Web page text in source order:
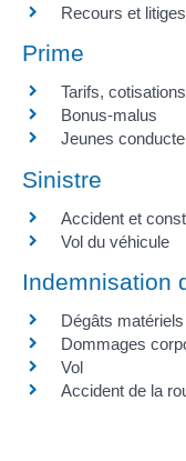
Recours et litiges
Prime
Tarifs,
Bonus-malus
Jeunes
Sinistre
Accident et
Vol du véhicule
Indemnisation
Dégâts matériels
Dommages
Vol
Accident de la